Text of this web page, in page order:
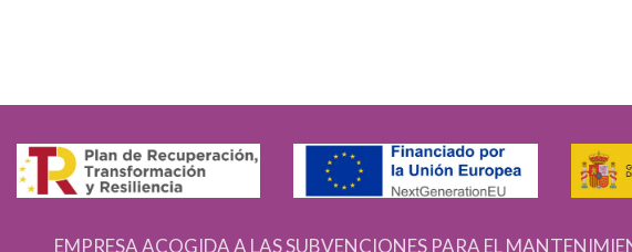
EMPRESA ACOGIDA A LAS SUBVENCIONES PARA EL